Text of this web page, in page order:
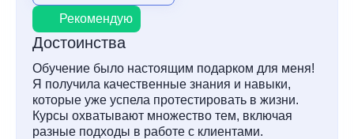
Рекомендую
Достоинства
Обучение было настоящим подарком для меня!
Я получила качественные знания и навыки,
которые уже успела протестировать в жизни.
Курсы охватывают множество тем, включая
разные подходы в работе с клиентами.